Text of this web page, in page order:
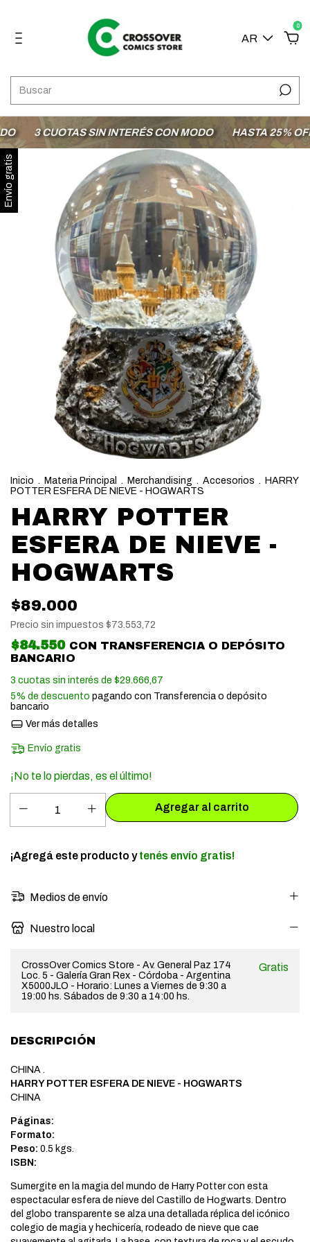
AR
0
3 CUOTAS SIN INTERÉS CON MODO HASTA 25% OFF
Envío gratis
Inicio . Materia Principal . Merchandising . Accesorios . HARRY
POTTER ESFERA DE NIEVE - HOGWARTS
HARRY POTTER
ESFERA DE NIEVE -
HOGWARTS
$89.000
Precio sin impuestos $73.553,72
$84.550 CON TRANSFERENCIA O DEPÓSITO
BANCARIO
3 cuotas sin interés de $29.666,67
5% de descuento pagando con Transferencia o depósito
bancario
Ver más detalles
Envío gratis
¡No te lo pierdas, es el último!
¡Agregá este producto ytenés envío gratis!
Medios de envío
Nuestro local
CrossOver Comics Store - Av. General Paz 174
Loc. 5 - Galería Gran Rex - Córdoba - Argentina
X5000JLO - Horario: Lunes a Viernes de 9:30 a
19:00 hs. Sábados de 9:30 a 14:00 hs.
Gratis
DESCRIPCIÓN
CHINA .
HARRY POTTER ESFERA DE NIEVE - HOGWARTS
CHINA
Páginas:
Formato:
Peso: 0.5 kgs.
ISBN:
Sumergite en la magia del mundo de Harry Potter con esta
espectacular esfera de nieve del Castillo de Hogwarts. Dentro
del globo transparente se alza una detallada réplica del icónico
colegio de magia y hechicería, rodeado de nieve que cae